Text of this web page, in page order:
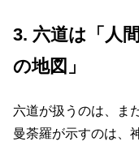
3. 六道は「人
の地図」
六道が扱うのは、ま
曼荼羅が示すのは、